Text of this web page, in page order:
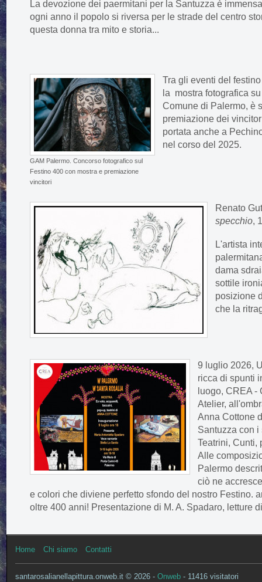
La devozione dei paermitani per la Santuzza è
ogni anno il popolo si riversa per le strade del centro
questa donna tra mito e storia...
GAM Palermo. Concorso fotografico sul
Festino 400 con mostra e premiazione
vincitori
Tra gli eventi del
la mostra fotografica
Comune di Palermo, è
premiazione dei
portata anche a
nel corso del 2025.
Renato
specchio,
L'artista
dama
sottile
posizione
che la
9 luglio 2026,
ricca di spunti
luogo, CREA -
Atelier,
Anna Cottone
Santuzza con
Teatrini, Cunti,
Alle
Palermo
ciò ne
e colori che diviene perfetto sfondo del nostro Festino.
oltre 400 anni! Presentazione di M. A. Spadaro, letture
Home Chi siamo Contatti
santarosalianellapittura.onweb.it © 2026 - Onweb - 11416 visitatori